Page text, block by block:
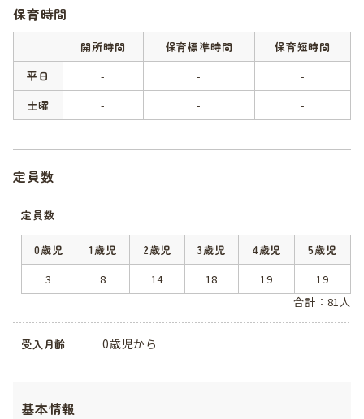
保育時間
開所時間 保育標準時間
保育短時間
平日
- -
-
土曜
- - -
定員数
定員数
0歳児 1歳児 2歳児 3歳児 4歳児
5歳児
3
8 14 18 19
19
合計：81人
受入月齢 0歳児から
基本情報